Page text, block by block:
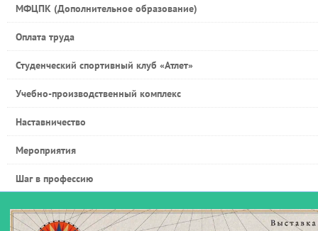
МФЦПК (Дополнительное образование)
Оплата труда
Студенческий спортивный клуб «Атлет»
Учебно-производственный комплекс
Наставничество
Мероприятия
Шаг в профессию